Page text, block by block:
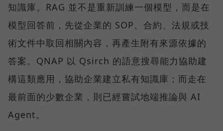
知識庫。RAG 並不是重新訓練一個模型，而是在
模型回答前，先從企業的 SOP、合約、法規或技
術文件中取回相關內容，再產生附有來源依據的
答案。QNAP 以 Qsirch 的語意搜尋能力協助建
構這類應用，協助企業建立私有知識庫；而走在
最前面的少數企業，則已經嘗試地端推論與 AI
Agent。